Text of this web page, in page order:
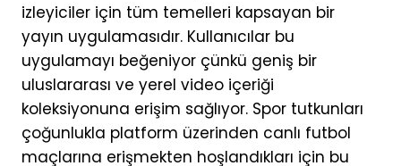
izleyiciler için tüm temelleri kapsayan bir
yayın uygulamasıdır. Kullanıcılar bu
uygulamayı beğeniyor çünkü geniş bir
uluslararası ve yerel video içeriği
koleksiyonuna erişim sağlıyor. Spor tutkunları
çoğunlukla platform üzerinden canlı futbol
maçlarına erişmekten hoşlandıkları için bu